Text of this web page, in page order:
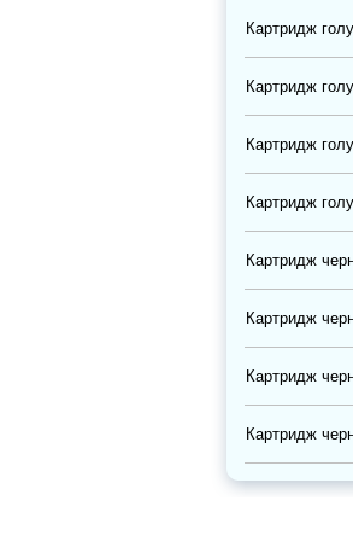
Картридж
Картридж
Картридж
Картридж
Картридж
Картридж
Картридж
Картридж